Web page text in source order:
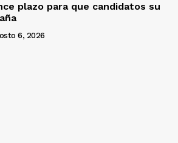
plazo para que candidatos su
6, 2026